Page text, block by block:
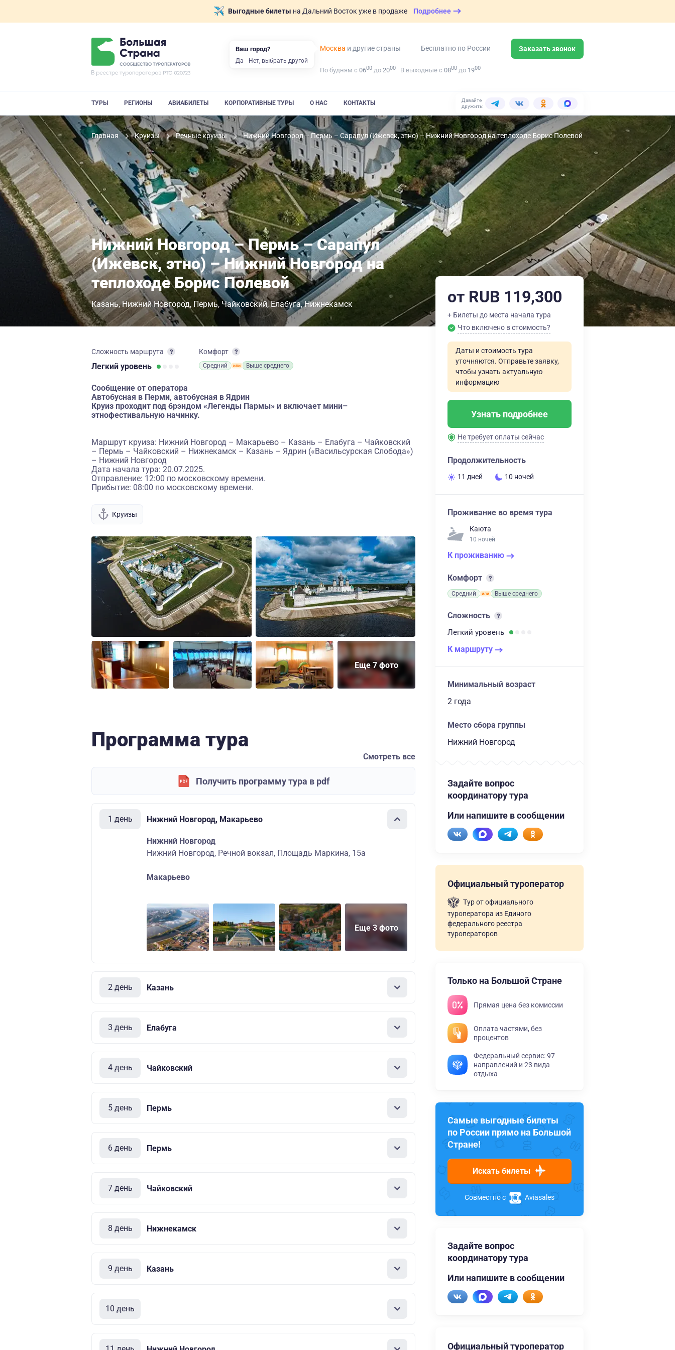
Выгодные билеты на Дальний Восток уже в продаже Подробнее
Москва и другие страны Бесплатно по России Заказать звонок
По будням с 0600 до 2000 В выходные с 0800 до 1900
ТУРЫ РЕГИОНЫ АВИАБИЛЕТЫ КОРПОРАТИВНЫЕ ТУРЫ О НАС КОНТАКТЫ
Давайте
дружить:
Главная Круизы Речные круизы Нижний Новгород – Пермь – Сарапул (Ижевск, этно) – Нижний Новгород на теплоходе Борис Полевой
Нижний Новгород – Пермь – Сарапул
(Ижевск, этно) – Нижний Новгород на
теплоходе Борис Полевой
Казань Нижний Новгород Пермь Чайковский Елабуга Нижнекамск
Сложность маршрута
Легкий уровень
Комфорт
Средний Выше среднего
Сообщение от оператора
Автобусная в Перми, автобусная в Ядрин
Круиз проходит под брэндом «Легенды Пармы» и включает мини–
этнофестивальную начинку.
Маршрут круиза: Нижний Новгород – Макарьево – Казань – Елабуга – Чайковский
– Пермь – Чайковский – Нижнекамск – Казань – Ядрин («Васильсурская Слобода»)
– Нижний Новгород
Дата начала тура: 20.07.2025.
Отправление: 12:00 по московскому времени.
Прибытие: 08:00 по московскому времени.
Круизы
Еще 7 фото
Программа тура
Смотреть все
Получить программу тура в pdf
1 день Нижний Новгород, Макарьево
Нижний Новгород
Нижний Новгород, Речной вокзал, Площадь Маркина, 15а
Макарьево
Еще 3 фото
2 день Казань
3 день Елабуга
4 день Чайковский
5 день Пермь
6 день Пермь
7 день Чайковский
8 день Нижнекамск
9 день Казань
10 день
от RUB 119,300
+ Билеты до места начала тура
Что включено в стоимость?
Даты и стоимость тура
уточняются. Отправьте заявку,
чтобы узнать актуальную
информацию
Узнать подробнее
Не требует оплаты сейчас
Продолжительность
11 дней 10 ночей
Проживание во время тура
Каюта
10 ночей
К проживанию
Комфорт
Средний Выше среднего
Сложность
Легкий уровень
К маршруту
Минимальный возраст
2 года
Место сбора группы
Нижний Новгород
Задайте вопрос
координатору тура
Или напишите в сообщении
Официальный туроператор
Тур от официального
туроператора из Единого
федерального реестра
туроператоров
Только на Большой Стране
Прямая цена без комиссии
Оплата частями, без
процентов
Федеральный сервис: 97
направлений и 23 вида
отдыха
Самые выгодные билеты
по России прямо на Большой
Стране!
Искать билеты
Совместно с Aviasales
Задайте вопрос
координатору тура
Или напишите в сообщении
Официальный туроператор
Ваш город?
Да Нет, выбрать другой